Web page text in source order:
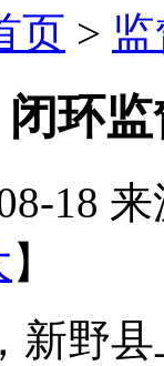
页 >
环
18 来
】
野县